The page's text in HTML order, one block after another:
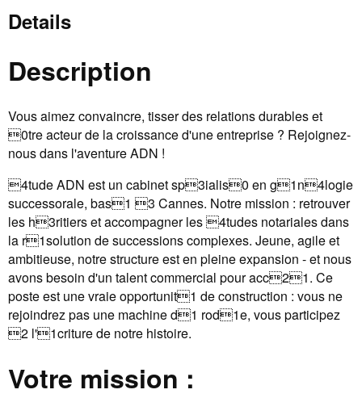
Details
Description
Vous aimez convaincre, tisser des relations durables et
0tre acteur de la croissance d'une entreprise ? Rejoignez-
nous dans l'aventure ADN !
4tude ADN est un cabinet sp3ialis0 en g1n4logie
successorale, bas1 3 Cannes. Notre mission : retrouver
les h3ritiers et accompagner les 4tudes notariales dans
la r1solution de successions complexes. Jeune, agile et
ambitieuse, notre structure est en pleine expansion - et nous
avons besoin d'un talent commercial pour acc21. Ce
poste est une vraie opportunit1 de construction : vous ne
rejoindrez pas une machine d1 rod1e, vous participez
2 l'1criture de notre histoire.
Votre mission :